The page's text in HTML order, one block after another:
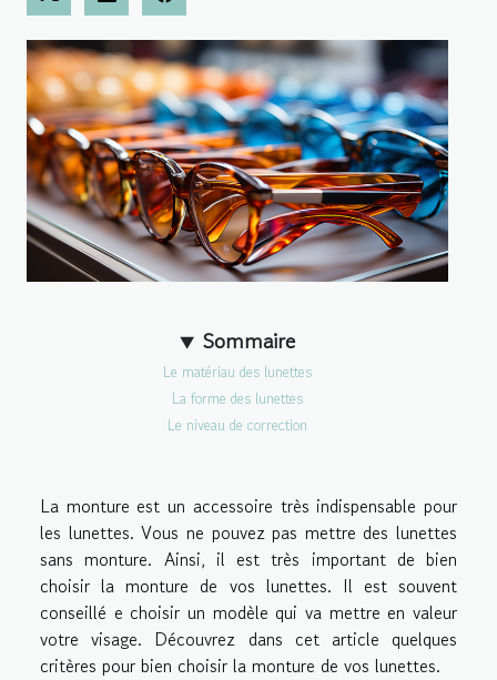
Sommaire
Le matériau des lunettes
La forme des lunettes
Le niveau de correction
La monture est un accessoire très indispensable pour
les lunettes. Vous ne pouvez pas mettre des lunettes
sans monture. Ainsi, il est très important de bien
choisir la monture de vos lunettes. Il est souvent
conseillé e choisir un modèle qui va mettre en valeur
votre visage. Découvrez dans cet article quelques
critères pour bien choisir la monture de vos lunettes.